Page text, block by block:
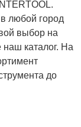
любой город
выбор на
наш каталог. На
до